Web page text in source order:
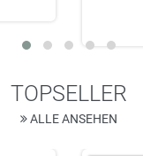
TOPSELLER
ALLE ANSEHEN